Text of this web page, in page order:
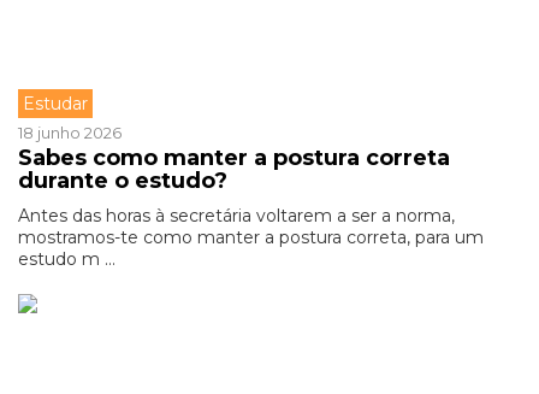
Estudar
18 junho 2026
Sabes como manter a postura correta
durante o estudo?
Antes das horas à secretária voltarem a ser a norma,
mostramos-te como manter a postura correta, para um
estudo m ...